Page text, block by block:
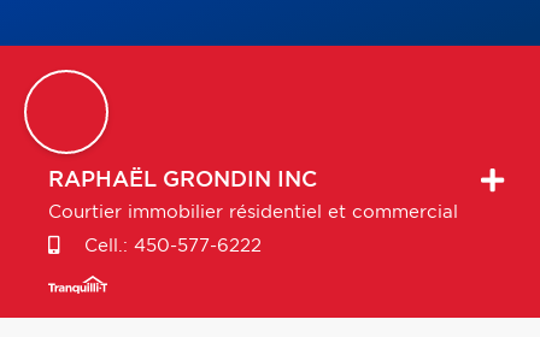
RAPHAËL GRONDIN INC
Courtier immobilier résidentiel et commercial
Cell.: 450-577-6222